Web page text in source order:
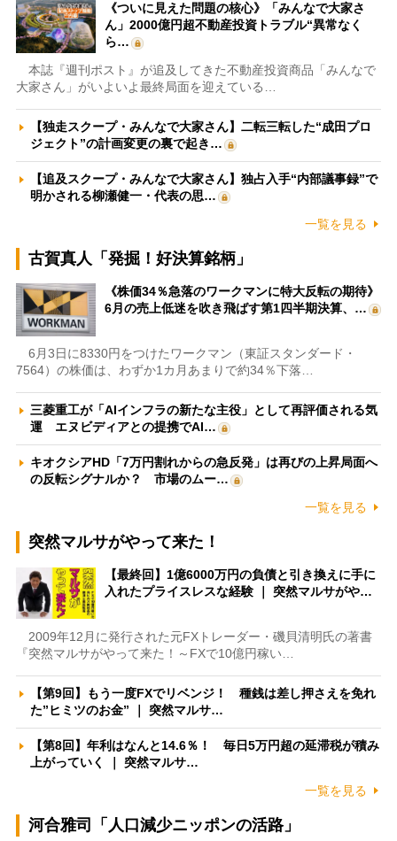
《ついに見えた問題の核心》「みんなで大家さ
ん」2000億円超不動産投資トラブル“異常なく
ら…
本誌『週刊ポスト』が追及してきた不動産投資商品「みんなで
大家さん」がいよいよ最終局面を迎えている…
【独走スクープ・みんなで大家さん】二転三転した“成田プロ
ジェクト”の計画変更の裏で起き…
【追及スクープ・みんなで大家さん】独占入手“内部議事録”で
明かされる柳瀬健一・代表の思…
一覧を見る
古賀真人「発掘！好決算銘柄」
《株価34％急落のワークマンに特大反転の期待》
6月の売上低迷を吹き飛ばす第1四半期決算、…
6月3日に8330円をつけたワークマン（東証スタンダード・
7564）の株価は、わずか1カ月あまりで約34％下落…
三菱重工が「AIインフラの新たな主役」として再評価される気
運 エヌビディアとの提携でAI…
キオクシアHD「7万円割れからの急反発」は再びの上昇局面へ
の反転シグナルか？ 市場のムー…
一覧を見る
突然マルサがやって来た！
【最終回】1億6000万円の負債と引き換えに手に
入れたプライスレスな経験 ｜ 突然マルサがや…
2009年12月に発行された元FXトレーダー・磯貝清明氏の著書
『突然マルサがやって来た！～FXで10億円稼い…
【第9回】もう一度FXでリベンジ！ 種銭は差し押さえを免れ
た”ヒミツのお金” ｜ 突然マルサ…
【第8回】年利はなんと14.6％！ 毎日5万円超の延滞税が積み
上がっていく ｜ 突然マルサ…
一覧を見る
河合雅司「人口減少ニッポンの活路」